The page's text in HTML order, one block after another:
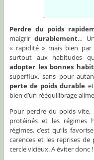
Perdre du poids
maigrirdurablement…
« rapidité » mais bien
surtout aux habitudes
adopter les bonnes
superflux, sans pour
perte de poids durable
bien d’un rééquilibrage
Pour perdre du poids vite,
protéinés et les régimes
régimes, c’est qu’ils
carences et les reprises de
cercle vicieux. A éviter donc !